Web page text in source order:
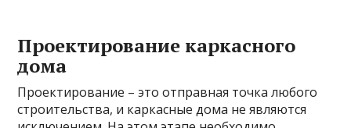
Проектирование каркасного
дома
Проектирование – это отправная точка любого
строительства, и каркасные дома не являются